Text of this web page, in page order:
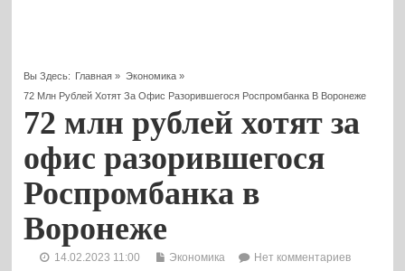
Вы Здесь: Главная » Экономика»
72 Млн Рублей Хотят За Офис Разорившегося Роспромбанка В Воронеже
72 млн рублей хотят за
офис разорившегося
Роспромбанка в
Воронеже
14.02.2023 11:00 Экономика Нет комментариев